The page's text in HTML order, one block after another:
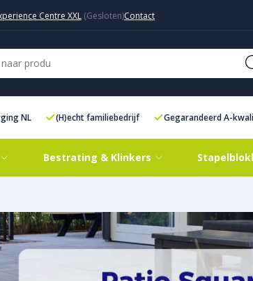
Centre XXL Contact
NL (H)echt familiebedrijf Gegarandeerd A-
Bestrating & Klinkers